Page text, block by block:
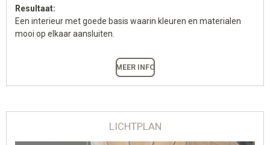
Resultaat:
Een interieur met goede basis waarin kleuren en materialen
mooi op elkaar aansluiten.
MEER INFO
LICHTPLAN